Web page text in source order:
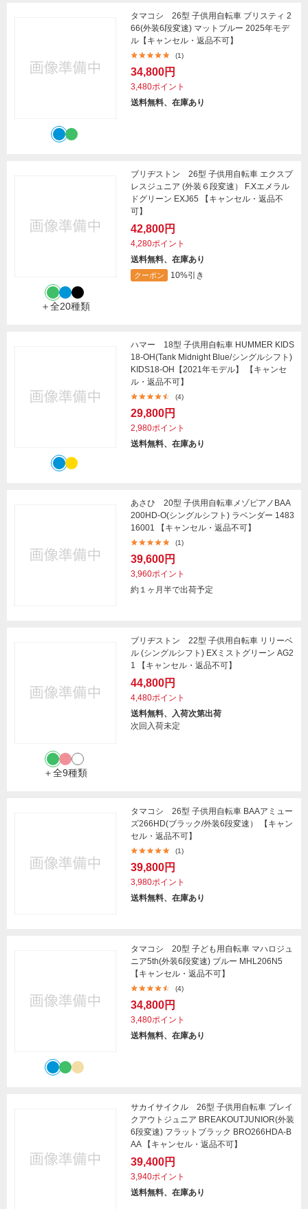
タマコシ 26型 子供用自転車 ブリスティ 2
66(外装6段変速) マットブルー 2025年モデ
ル【キャンセル・返品不可】
(1)
34,800円
3,480ポイント
送料無料、在庫あり
＋全20種類
ブリヂストン 26型 子供用自転車 エクスプ
レスジュニア (外装６段変速） F.Xエメラル
ドグリーン EXJ65 【キャンセル・返品不
可】
42,800円
4,280ポイント
送料無料、在庫あり
クーポン 10%引き
ハマー 18型 子供用自転車 HUMMER KIDS
18-OH(Tank Midnight Blue/シングルシフト)
KIDS18-OH【2021年モデル】 【キャンセ
ル・返品不可】
(4)
29,800円
2,980ポイント
送料無料、在庫あり
あさひ 20型 子供用自転車メゾピアノBAA
200HD-O(シングルシフト) ラベンダー 1483
16001 【キャンセル・返品不可】
(1)
39,600円
3,960ポイント
約１ヶ月半で出荷予定
＋全9種類
ブリヂストン 22型 子供用自転車 リリーベ
ル (シングルシフト) EXミストグリーン AG2
1 【キャンセル・返品不可】
44,800円
4,480ポイント
送料無料、入荷次第出荷
次回入荷未定
タマコシ 26型 子供用自転車 BAAアミュー
ズ266HD(ブラック/外装6段変速） 【キャン
セル・返品不可】
(1)
39,800円
3,980ポイント
送料無料、在庫あり
タマコシ 20型 子ども用自転車 マハロジュ
ニア5th(外装6段変速) ブルー MHL206N5
【キャンセル・返品不可】
(4)
34,800円
3,480ポイント
送料無料、在庫あり
サカイサイクル 26型 子供用自転車 ブレイ
クアウトジュニア BREAKOUTJUNIOR(外装
6段変速) フラットブラック BRO266HDA-B
AA 【キャンセル・返品不可】
39,400円
3,940ポイント
送料無料、在庫あり